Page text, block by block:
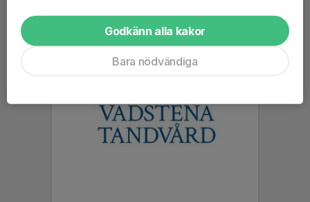
Godkänn alla kakor
Bara nödvändiga